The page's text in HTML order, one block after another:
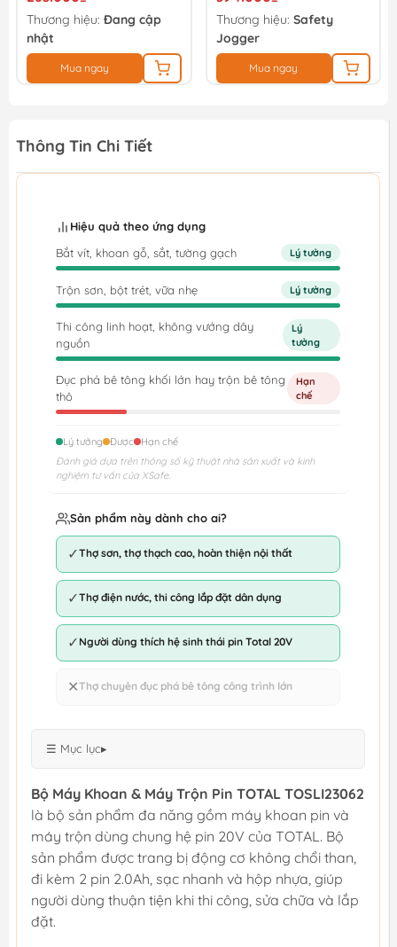
Thương hiệu: Đang cập
nhật
Mua ngay
Thương hiệu: Safety
Jogger
Mua ngay
Thông Tin Chi Tiết
Hiệu quả theo ứng dụng
Bắt vít, khoan gỗ, sắt, tường gạch
Lý tưởng
Trộn sơn, bột trét, vữa nhẹ Lý tưởng
Thi công linh hoạt, không vướng dây
nguồn
Lý
tưởng
Đục phá bê tông khối lớn hay trộn bê tông
thô
Hạn
chế
Lý tưởng Được
Hạn chế
Đánh giá dựa trên thông số kỹ thuật nhà sản xuất và kinh
nghiệm tư vấn của XSafe.
Sản phẩm này dành cho ai?
✓Thợ sơn, thợ thạch cao, hoàn thiện nội thất
✓Thợ điện nước, thi công lắp đặt dân dụng
✓ Người dùng thích hệ sinh thái pin Total 20V
✕Thợ chuyên đục phá bê tông công trình lớn
☰ Mục lục▸
Bộ Máy Khoan & Máy Trộn Pin TOTAL TOSLI23062
là bộ sản phẩm đa năng gồm máy khoan pin và
máy trộn dùng chung hệ pin 20V của TOTAL. Bộ
sản phẩm được trang bị động cơ không chổi than,
đi kèm 2 pin 2.0Ah, sạc nhanh và hộp nhựa, giúp
người dùng thuận tiện khi thi công, sửa chữa và lắp
đặt.